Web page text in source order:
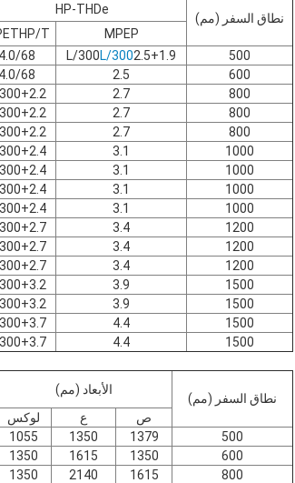
نطاق السفر (مم)
HP-THDe
MPEP
T
500
1.9+L/300
L/3002.5
4.0/68
600
2.5
4.0/68
800
2.7
2.2+L/300
800
2.7
2.2+L/300
800
2.7
2.2+L/300
1000
3.1
2.4+L/300
1000
3.1
2.4+L/300
1000
3.1
2.4+L/300
1000
3.1
2.4+L/300
1200
3.4
2.7+L/300
1200
3.4
2.7+L/300
1200
3.4
2.7+L/300
1500
3.9
3.2+L/300
1500
3.9
3.2+L/300
1500
4.4
3.7+L/300
1500
4.4
3.7+L/300
نطاق السفر (مم)
الأبعاد (مم)
ص
ع لوكس
500
1379
1350
1055
600
1350
1615
1350
800
1615
2140
1350